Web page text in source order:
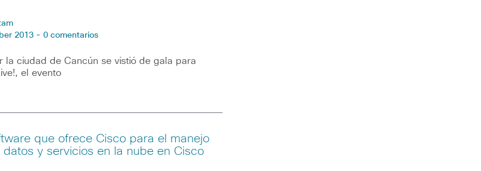
2013 - 0 comentarios
la ciudad de Cancún se vistió de gala para
el evento
que ofrece Cisco para el manejo
y servicios en la nube en Cisco